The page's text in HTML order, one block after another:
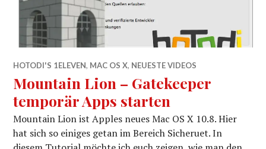
HOTODI'S 1ELEVEN, MAC OS X, NEUESTE VIDEOS
Mountain Lion – Gatekeeper
temporär Apps starten
Mountain Lion ist Apples neues Mac OS X 10.8. Hier
hat sich so einiges getan im Bereich Sicheruet. In